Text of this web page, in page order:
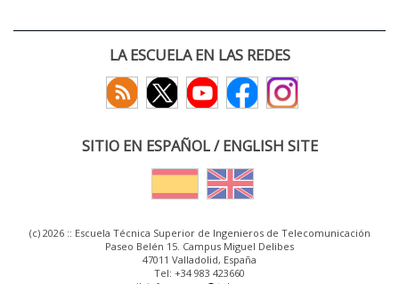
LA ESCUELA EN LAS REDES
SITIO EN ESPAÑOL / ENGLISH SITE
(c) 2026 :: Escuela Técnica Superior de Ingenieros de Telecomunicación
Paseo Belén 15. Campus Miguel Delibes
47011 Valladolid, España
Tel: +34 983 423660